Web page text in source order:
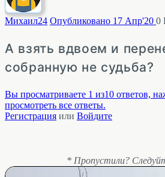
Михаил24 Опубликовано 17 Апр'20 0
А взять вдвоем и
собранную не судьба?
Вы просматриваете 1 из10 ответов,
просмотреть все ответы.
Регистрация или Войдите
* Пропустили?